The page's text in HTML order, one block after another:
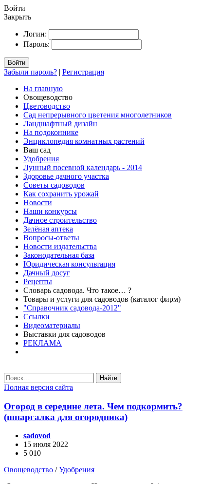
Войти
Закрыть
Логин:
Пароль:
Войти
Забыли пароль? | Регистрация
На главную
Овощеводство
Цветоводство
Сад непрерывного цветения многолетников
Ландшафтный дизайн
На подоконнике
Энциклопедия комнатных растений
Ваш сад
Удобрения
Лунный посевной календарь - 2014
Здоровье дачного участка
Советы садоводов
Как сохранить урожай
Новости
Наши конкурсы
Дачное строительство
Зелёная аптека
Вопросы-ответы
Новости издательства
Законодательная база
Юридическая консультация
Дачный досуг
Рецепты
Словарь садовода. Что такое… ?
Товары и услуги для садоводов (каталог фирм)
"Справочник садовода-2012"
Ссылки
Видеоматериалы
Выставки для садоводов
РЕКЛАМА
Найти
Полная версия сайта
Огород в середине лета. Чем подкормить?
(шпаргалка для огородника)
sadovod
15 июля 2022
5 010
Овощеводство /Удобрения